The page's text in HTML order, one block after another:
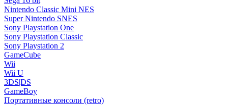
Nintendo Classic Mini NES
Super Nintendo SNES
Sony Playstation One
Sony Playstation Classic
Sony Playstation 2
GameCube
Wii
Wii U
3DS|DS
GameBoy
Портативные консоли (retro)